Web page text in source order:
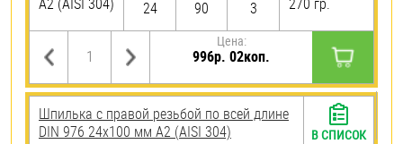
24
90
3
Цена:
996р. 02коп.
Шпилька с правой резьбой по всей длине
DIN 976 24х100 мм А2 (AISI 304)
В СПИСОК